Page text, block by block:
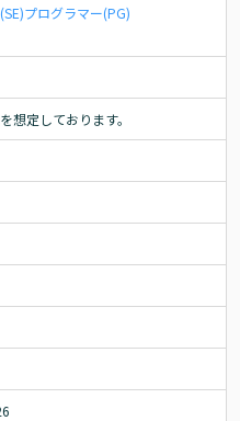
プログラマー(PG)
想定しております。